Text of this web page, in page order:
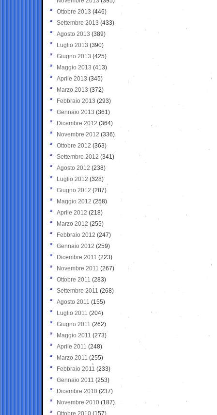
Ottobre 2013 (446)
Settembre 2013 (433)
Agosto 2013 (389)
Luglio 2013 (390)
Giugno 2013 (425)
Maggio 2013 (413)
Aprile 2013 (345)
Marzo 2013 (372)
Febbraio 2013 (293)
Gennaio 2013 (361)
Dicembre 2012 (364)
Novembre 2012 (336)
Ottobre 2012 (363)
Settembre 2012 (341)
Agosto 2012 (238)
Luglio 2012 (328)
Giugno 2012 (287)
Maggio 2012 (258)
Aprile 2012 (218)
Marzo 2012 (255)
Febbraio 2012 (247)
Gennaio 2012 (259)
Dicembre 2011 (223)
Novembre 2011 (267)
Ottobre 2011 (283)
Settembre 2011 (268)
Agosto 2011 (155)
Luglio 2011 (204)
Giugno 2011 (262)
Maggio 2011 (273)
Aprile 2011 (248)
Marzo 2011 (255)
Febbraio 2011 (233)
Gennaio 2011 (253)
Dicembre 2010 (237)
Novembre 2010 (187)
Ottobre 2010 (157)